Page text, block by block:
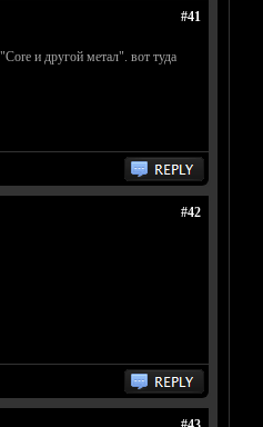
#41
и другой метал". вот туда
#42